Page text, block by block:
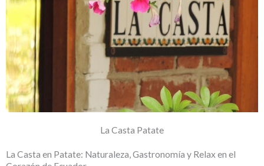
La Casta Patate
La Casta en Patate: Naturaleza, Gastronomía y Relax en el